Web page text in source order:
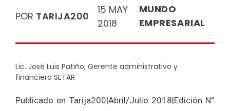
POR TARIJA200
15 MAY
2018
MUNDO
EMPRESARIAL
Lic. José Luis Patiño, Gerente administrativo y
financiero SETAR
Publicado en Tarija200|Abril/Julio 2018|Edición N°